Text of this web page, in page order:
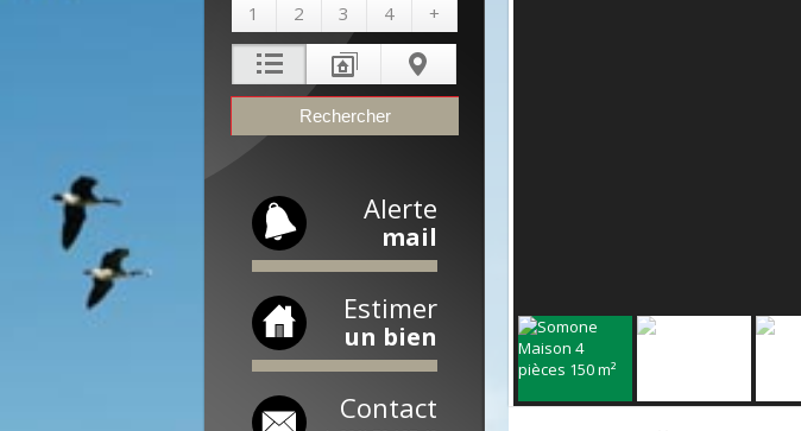
1 2 3 4 +
Alerte
mail
Estimer
un bien
Contact